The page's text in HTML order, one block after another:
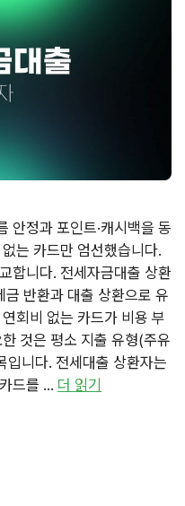
안정과 포인트·캐시백을 동
는 카드만 엄선했습니다.
합니다. 전세자금대출 상환
반환과 대출 상환으로 유
회비 없는 카드가 비용 부
것은 평소 지출 유형(주유
입니다. 전세대출 상환자는
드를 … 더 읽기